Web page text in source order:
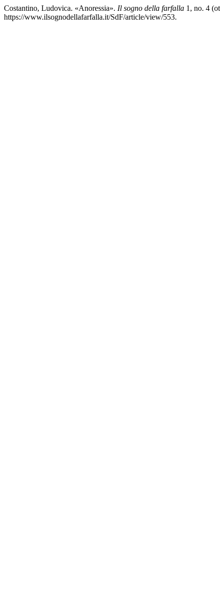
Costantino, Ludovica. «Anoressia». Il sogno della farfalla 1, no. 4
https://www.ilsognodellafarfalla.it/SdF/article/view/553.